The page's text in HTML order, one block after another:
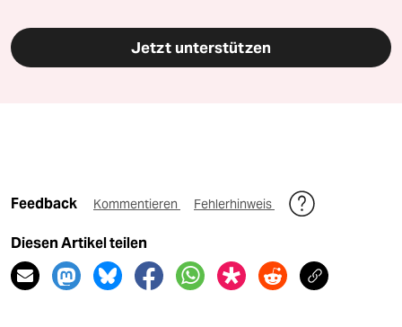
Jetzt unterstützen
Feedback Kommentieren Fehlerhinweis
Diesen Artikel teilen